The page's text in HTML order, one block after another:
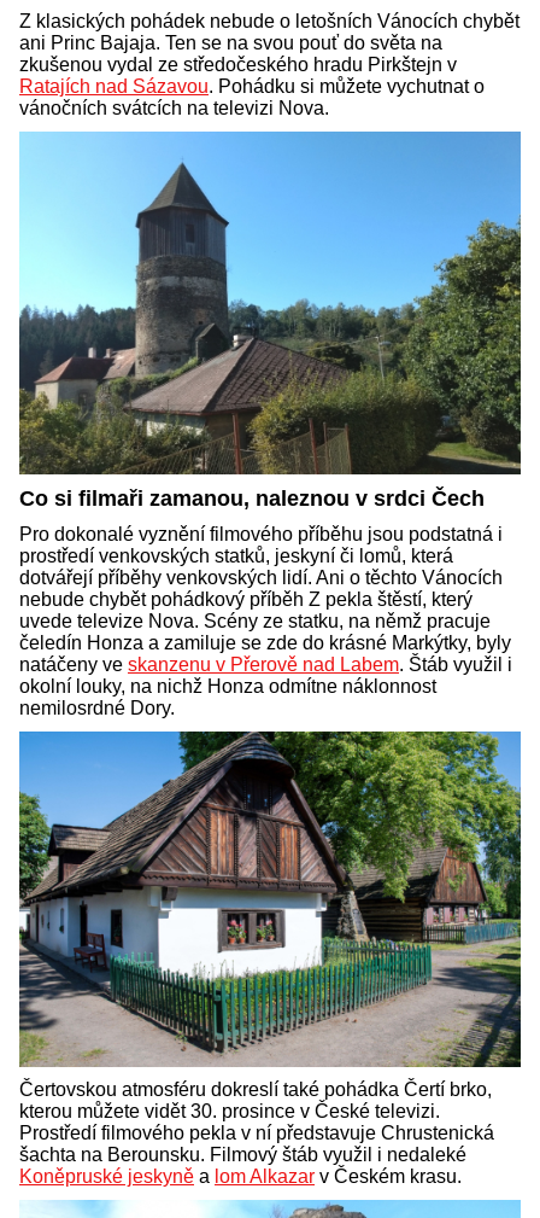
Z klasických pohádek nebude o letošních Vánocích chybět
ani Princ Bajaja. Ten se na svou pouť do světa na
zkušenou vydal ze středočeského hradu Pirkštejn v
Ratajích nad Sázavou. Pohádku si můžete vychutnat o
vánočních svátcích na televizi Nova.
Co si filmaři zamanou, naleznou v srdci Čech
Pro dokonalé vyznění filmového příběhu jsou podstatná i
prostředí venkovských statků, jeskyní či lomů, která
dotvářejí příběhy venkovských lidí. Ani o těchto Vánocích
nebude chybět pohádkový příběh Z pekla štěstí, který
uvede televize Nova. Scény ze statku, na němž pracuje
čeledín Honza a zamiluje se zde do krásné Markýtky, byly
natáčeny ve skanzenu v Přerově nad Labem. Štáb využil i
okolní louky, na nichž Honza odmítne náklonnost
nemilosrdné Dory.
Čertovskou atmosféru dokreslí také pohádka Čertí brko,
kterou můžete vidět 30. prosince v České televizi.
Prostředí filmového pekla v ní představuje Chrustenická
šachta na Berounsku. Filmový štáb využil i nedaleké
Koněpruské jeskyně a lom Alkazar v Českém krasu.